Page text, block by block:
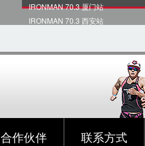
IRONMAN 70.3 厦门站
IRONMAN 70.3 西安站
合作伙伴 联系方式